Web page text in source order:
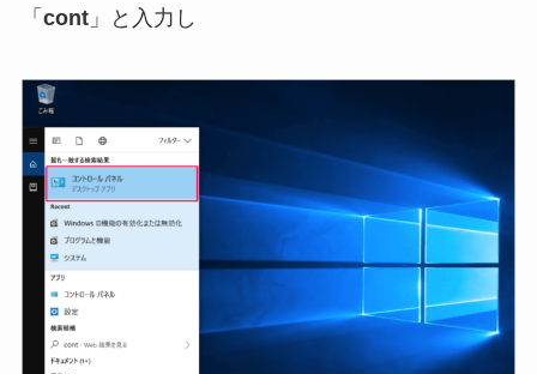
「 cont」と入力し